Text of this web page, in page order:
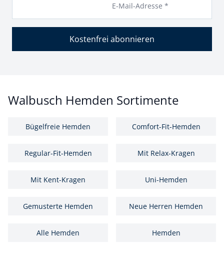
E-Mail-Adresse *
Kostenfrei abonnieren
Walbusch Hemden Sortimente
Bügelfreie Hemden Comfort-Fit-Hemden
Regular-Fit-Hemden Mit Relax-Kragen
Mit Kent-Kragen Uni-Hemden
Gemusterte Hemden Neue Herren Hemden
Alle Hemden Hemden